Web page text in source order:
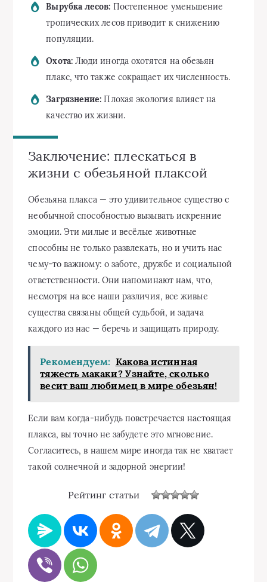
Вырубка лесов: Постепенное уменьшение
тропических лесов приводит к снижению
популяции.
Охота:Люди иногда охотятся на обезьян
плакс, что также сокращает их численность.
Загрязнение: Плохая экология влияет на
качество их жизни.
Заключение: плескаться в
жизни с обезьяной плаксой
Обезьяна плакса — это удивительное существо с
необычной способностью вызывать искренние
эмоции. Эти милые и весёлые животные
способны не только развлекать, но и учить нас
чему-то важному: о заботе, дружбе и социальной
ответственности. Они напоминают нам, что,
несмотря на все наши различия, все живые
существа связаны общей судьбой, и задача
каждого из нас — беречь и защищать природу.
Рекомендуем: Какова истинная
тяжесть макаки? Узнайте, сколько
весит ваш любимец в мире обезьян!
Если вам когда-нибудь повстречается настоящая
плакса, вы точно не забудете это мгновение.
Согласитесь, в нашем мире иногда так не хватает
такой солнечной и задорной энергии!
Рейтинг статьи